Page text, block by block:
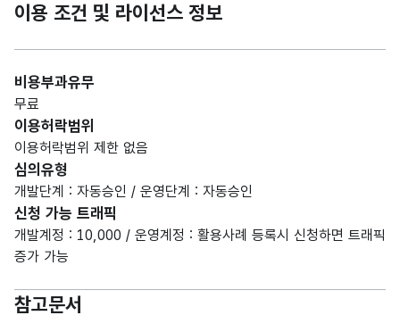
이용 조건 및 라이선스 정보
비용부과유무
무료
이용허락범위
이용허락범위 제한 없음
심의유형
개발단계 : 자동승인 / 운영단계 : 자동승인
신청 가능 트래픽
개발계정 : 10,000 / 운영계정 : 활용사례 등록시 신청하면 트래픽
증가 가능
참고문서